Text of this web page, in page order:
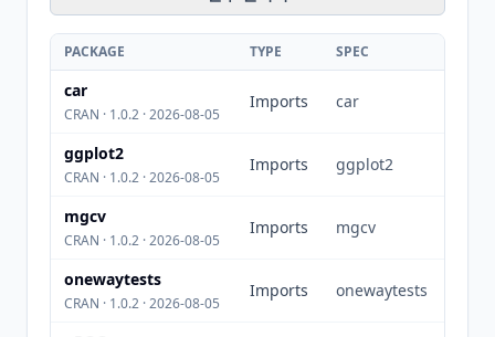
PACKAGE TYPE SPEC
car
CRAN · 1.0.2 · 2026-08-05
Imports car
ggplot2
CRAN · 1.0.2 · 2026-08-05
Imports ggplot2
mgcv
CRAN · 1.0.2 · 2026-08-05
Imports mgcv
onewaytests
CRAN · 1.0.2 · 2026-08-05
Imports onewaytests